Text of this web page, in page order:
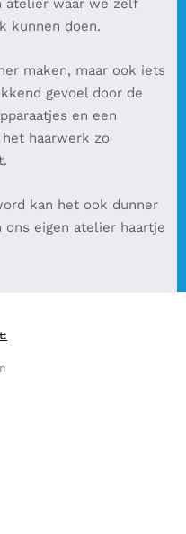
atelier waar we zelf
kunnen doen.
maken, maar ook iets
gevoel door de
en een
haarwerk zo
kan het ook dunner
eigen atelier haartje